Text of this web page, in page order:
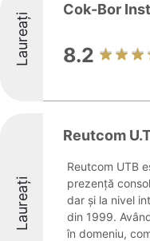
Laureați
Cok-Bor
8.2
Laureați
Reutcom
Reutcom UTB
prezență
dar și la nivel
din 1999.
în domeniu,